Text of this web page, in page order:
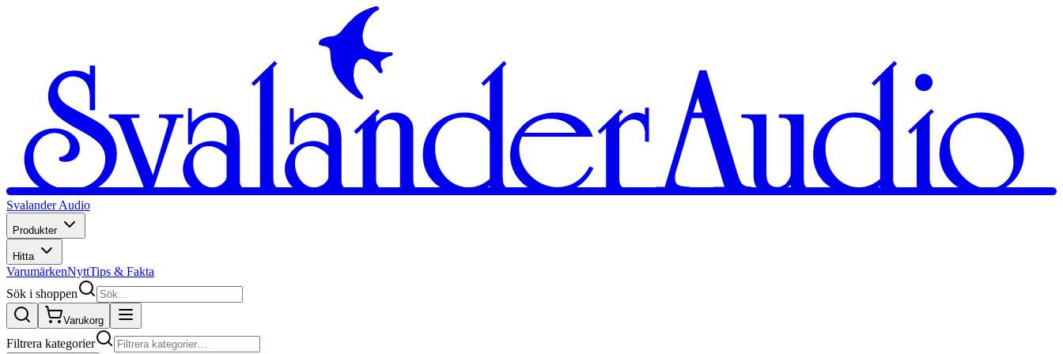
Svalander Audio
Produkter
Hitta
VarumärkenNyttTips & Fakta
Sök i shoppen
Varukorg
Filtrera kategorier